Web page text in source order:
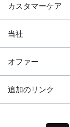
カスタマーケア
当社
オファー
追加のリンク